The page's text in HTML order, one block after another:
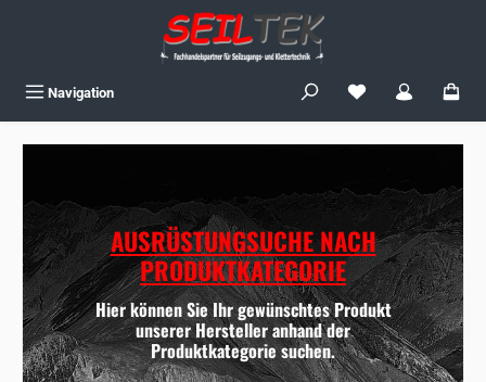
Navigation Du hast 0
AUSRÜSTUNGSUCHE NACH
PRODUKTKATEGORIE
Hier können Sie Ihr gewünschtes Produkt
unserer Hersteller anhand der
Produktkategorie suchen.